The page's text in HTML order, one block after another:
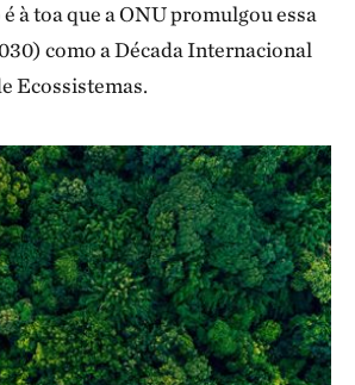
à toa que a ONU promulgou essa
como a Década Internacional
Ecossistemas.